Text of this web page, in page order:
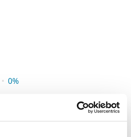
inclusief BTW
0%